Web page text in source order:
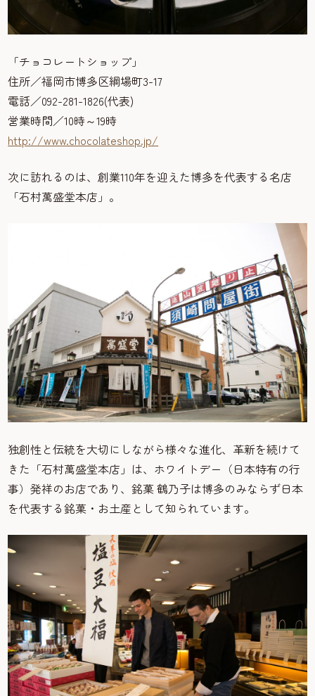
「チョコレートショップ」
住所／福岡市博多区綱場町3-17
電話／092-281-1826(代表)
営業時間／10時～19時
http://www.chocolateshop.jp/
次に訪れるのは、創業110年を迎えた博多を代表する名店
「石村萬盛堂本店」。
独創性と伝統を大切にしながら様々な進化、革新を続けて
きた「石村萬盛堂本店」は、ホワイトデー（日本特有の行
事）発祥のお店であり、銘菓 鶴乃子は博多のみならず日本
を代表する銘菓・お土産として知られています。